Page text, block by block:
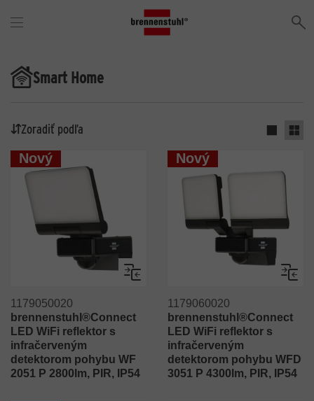
Smart Home
Zoradiť podľa
Nový
Porovnaj
1179050020
brennenstuhl®Connect
LED WiFi reflektor s
infračerveným
detektorom pohybu WF
2051 P 2800lm, PIR, IP54
Nový
1179060020
brennenstuhl®Connect
LED WiFi reflektor s
infračerveným
detektorom pohybu WFD
3051 P 4300lm, PIR, IP54